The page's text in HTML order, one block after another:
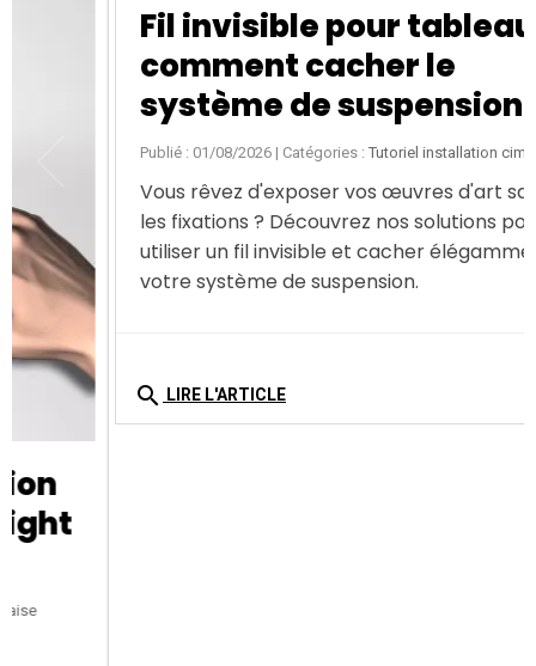
Fil invisible pour tableau :
comment cacher le